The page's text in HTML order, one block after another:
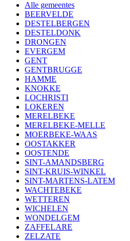
Alle gemeentes
BEERVELDE
DESTELBERGEN
DESTELDONK
DRONGEN
EVERGEM
GENT
GENTBRUGGE
HAMME
KNOKKE
LOCHRISTI
LOKEREN
MERELBEKE
MERELBEKE-MELLE
MOERBEKE-WAAS
OOSTAKKER
OOSTENDE
SINT-AMANDSBERG
SINT-KRUIS-WINKEL
SINT-MARTENS-LATEM
WACHTEBEKE
WETTEREN
WICHELEN
WONDELGEM
ZAFFELARE
ZELZATE